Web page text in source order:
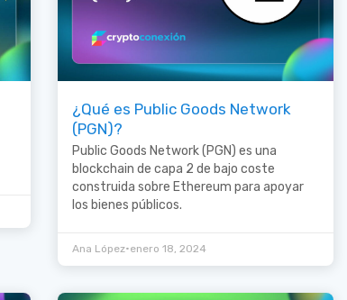
¿Qué es Public Goods Network
(PGN)?
Public Goods Network (PGN) es una
blockchain de capa 2 de bajo coste
construida sobre Ethereum para apoyar
los bienes públicos.
Ana López•enero 18, 2024